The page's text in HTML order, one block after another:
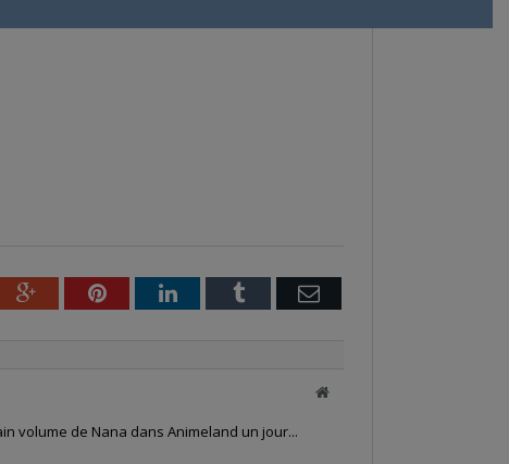
de nourrissons à travers tout le pays sont
Google+PinterestLinkedInTumblr Email
Site
volume de Nana dans Animeland un jour...